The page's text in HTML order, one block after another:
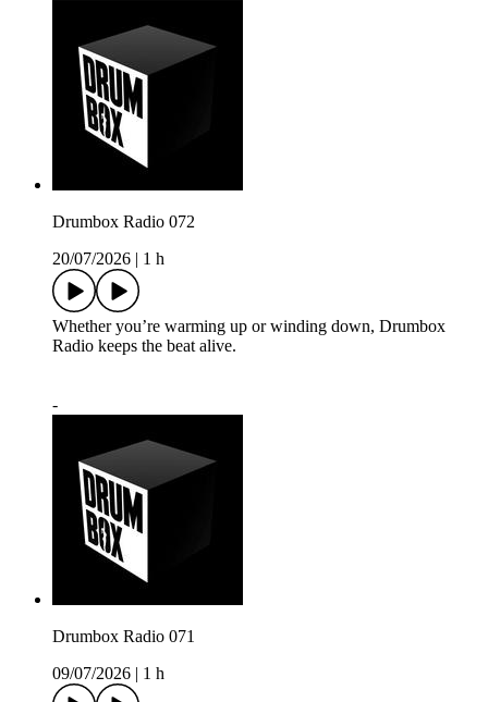
Drumbox Radio 072
20/07/2026 | 1 h
Whether you’re warming up or winding down, Drumbox
Radio keeps the beat alive.
-
Drumbox Radio 071
09/07/2026 | 1 h